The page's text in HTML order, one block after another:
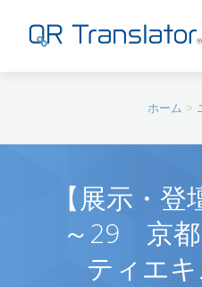
QR Translatorについて
ホーム >
【展示・
～29 京
ティエ